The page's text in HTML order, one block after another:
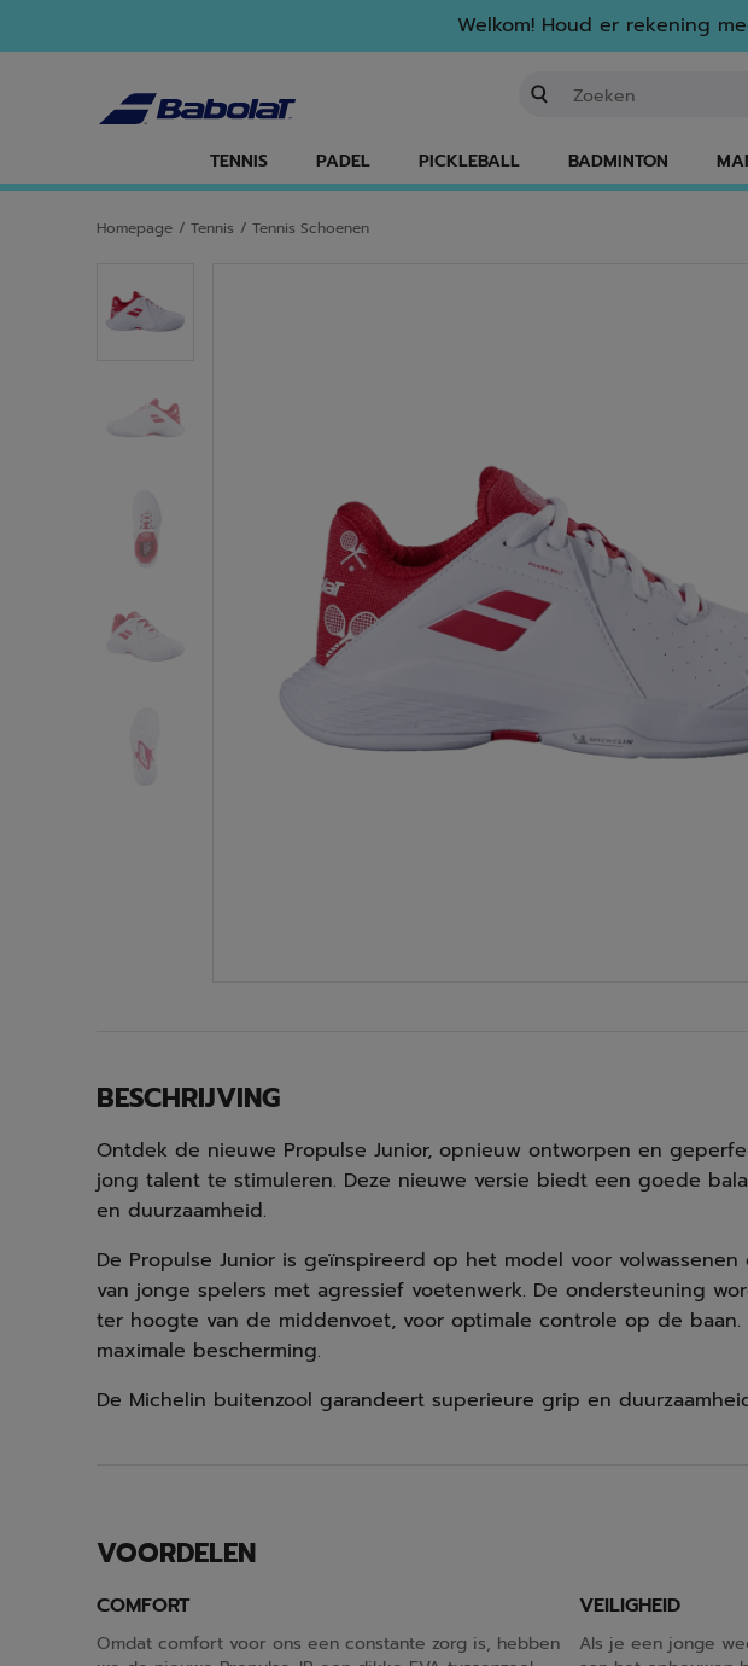
Welkom! Houd er rekening
TENNIS PADEL PICKLEBALL BADMINTON
Homepage / Tennis / Tennis Schoenen
BESCHRIJVING
Ontdek de nieuwe Propulse Junior, opnieuw ontworpen en
jong talent te stimuleren. Deze nieuwe versie biedt een goede
en duurzaamheid.
De Propulse Junior is geïnspireerd op het model voor
van jonge spelers met agressief voetenwerk. De ondersteuning
ter hoogte van de middenvoet, voor optimale controle op de
maximale bescherming.
De Michelin buitenzool garandeert superieure grip en
VOORDELEN
COMFORT
Omdat comfort voor ons een constante zorg is, hebben
VEILIGHEID
Als je een jonge